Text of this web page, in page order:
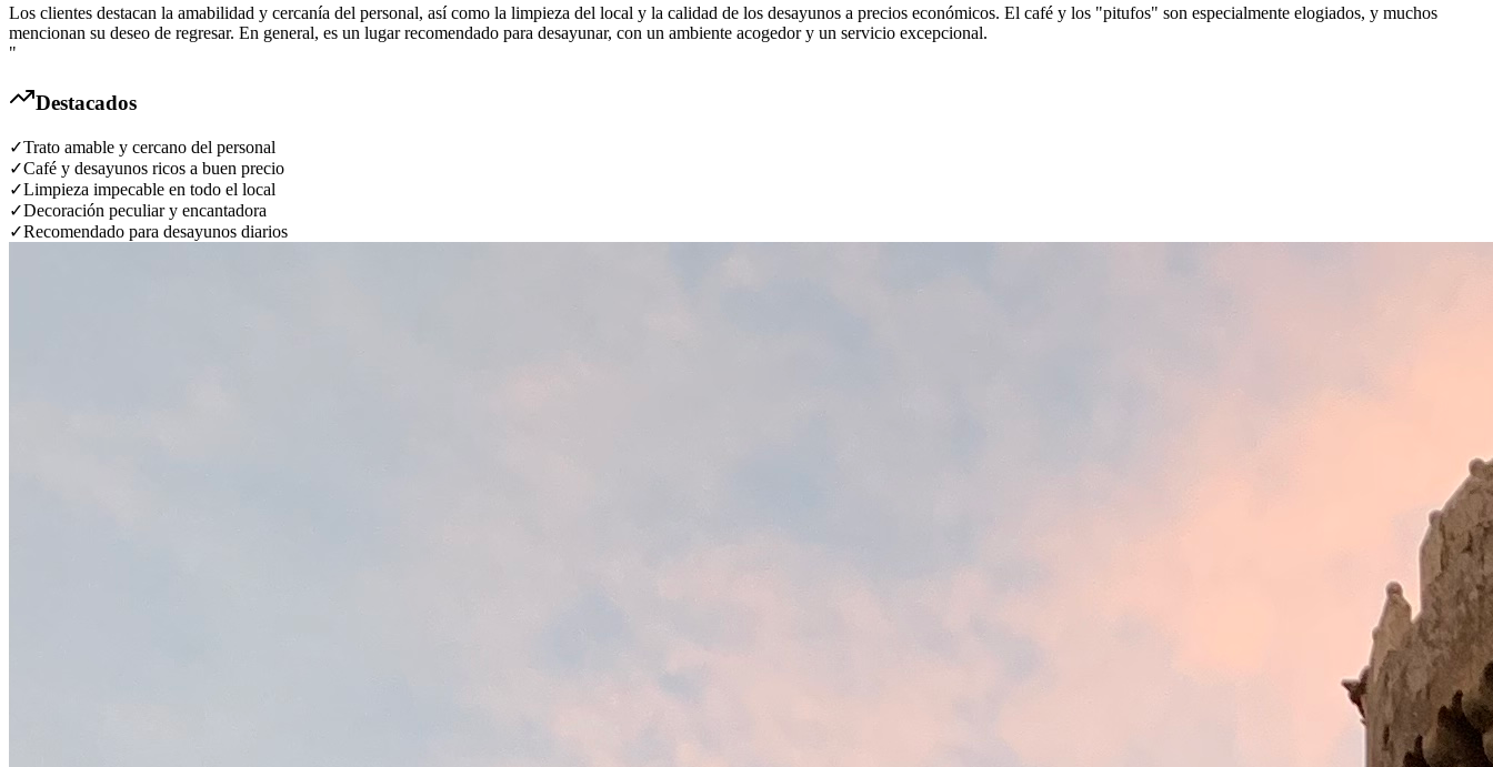
Los clientes destacan la amabilidad y cercanía del personal, así como la limpieza del local y la calidad de los desayunos a precios económicos. El café y los "pitufos" son especialmente elogiados, y muchos
mencionan su deseo de regresar. En general, es un lugar recomendado para desayunar, con un ambiente acogedor y un servicio excepcional.
"
Destacados
✓Trato amable y cercano del personal
✓Café y desayunos ricos a buen precio
✓Limpieza impecable en todo el local
✓Decoración peculiar y encantadora
✓Recomendado para desayunos diarios